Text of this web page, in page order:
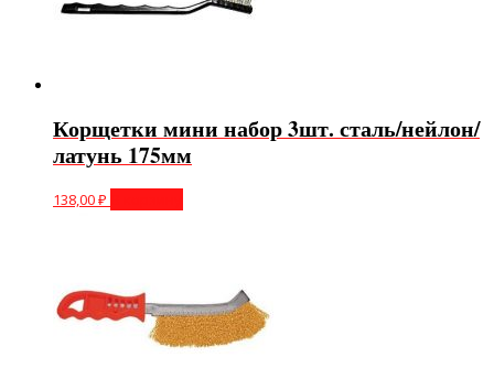
Корщетки мини набор 3шт. сталь/нейлон/
латунь 175мм
138,00₽